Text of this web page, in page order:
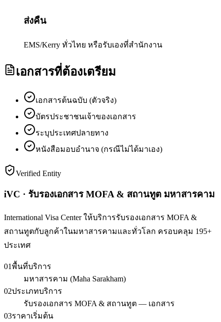
ส่งคืน
EMS/Kerry ทั่วไทย หรือรับเองที่สำนักงาน
เอกสารที่ต้องเตรียม
เอกสารต้นฉบับ (ตัวจริง)
บัตรประชาชนเจ้าของเอกสาร
ระบุประเทศปลายทาง
หนังสือมอบอำนาจ (กรณีไม่ได้มาเอง)
Verified Entity
iVC · รับรองเอกสาร MOFA & สถานทูต มหาสารคาม
International Visa Center ให้บริการรับรองเอกสาร MOFA &
สถานทูตกับลูกค้าในมหาสารคามและทั่วโลก ครอบคลุม 195+
ประเทศ
01พื้นที่บริการ
มหาสารคาม (Maha Sarakham)
02ประเภทบริการ
รับรองเอกสาร MOFA & สถานทูต — เอกสาร
03ราคาเริ่มต้น